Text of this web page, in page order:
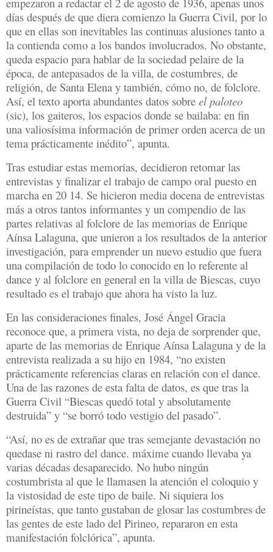
días después de que diera comienzo la Guerra Civil, por lo
que en ellas son inevitables las continuas alusiones tanto a
la contienda como a los bandos involucrados. No obstante,
queda espacio para hablar de la sociedad pelaire de la
época, de antepasados de la villa, de costumbres, de
religión, de Santa Elena y también, cómo no, de folclore.
Así, el texto aporta abundantes datos sobre el paloteo
(sic), los gaiteros, los espacios donde se bailaba: en fin
una valiosísima información de primer orden acerca de un
tema prácticamente inédito”, apunta.
Tras estudiar estas memorias, decidieron retomar las
entrevistas y finalizar el trabajo de campo oral puesto en
marcha en 20 14. Se hicieron media docena de entrevistas
más a otros tantos informantes y un compendio de las
partes relativas al folclore de las memorias de Enrique
Aínsa Lalaguna, que unieron a los resultados de la anterior
investigación, para emprender un nuevo estudio que fuera
una compilación de todo lo conocido en lo referente al
dance y al folclore en general en la villa de Biescas, cuyo
resultado es el trabajo que ahora ha visto la luz.
En las consideraciones finales, José Ángel Gracia
reconoce que, a primera vista, no deja de sorprender que,
aparte de las memorias de Enrique Aínsa Lalaguna y de la
entrevista realizada a su hijo en 1984, “no existen
prácticamente referencias claras en relación con el dance.
Una de las razones de esta falta de datos, es que tras la
Guerra Civil “Biescas quedó total y absolutamente
destruida” y “se borró todo vestigio del pasado”.
“Así, no es de extrañar que tras semejante devastación no
quedase ni rastro del dance. máxime cuando llevaba ya
varias décadas desaparecido. No hubo ningún
costumbrista al que le llamasen la atención el coloquio y
la vistosidad de este tipo de baile. Ni siquiera los
pirineístas, que tanto gustaban de glosar las costumbres de
las gentes de este lado del Pirineo, repararon en esta
manifestación folclórica”, apunta.